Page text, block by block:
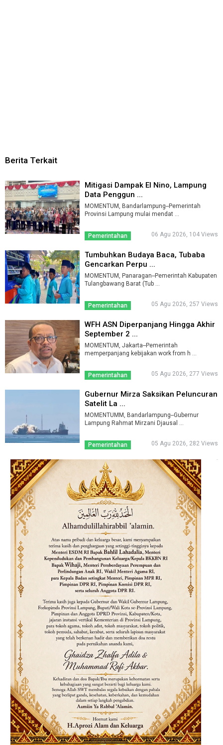
Berita Terkait
Mitigasi Dampak El Nino, Lampung
Data Penggun ...
MOMENTUM, Bandarlampung--Pemerintah
Provinsi Lampung mulai mendat ...
Pemerintahan 06 Agu 2026, 104 Views
Tumbuhkan Budaya Baca, Tubaba
Gencarkan Perpu ...
MOMENTUM, Panaragan--Pemerintah Kabupaten
Tulangbawang Barat (Tub ...
Pemerintahan 05 Agu 2026, 257 Views
WFH ASN Diperpanjang Hingga Akhir
September 2 ...
MOMENTUM, Jakarta--Pemerintah
memperpanjang kebijakan work from h ...
Pemerintahan 05 Agu 2026, 277 Views
Gubernur Mirza Saksikan Peluncuran
Satelit La ...
MOMENTUMM, Bandarlampung--Gubernur
Lampung Rahmat Mirzani Djausal ...
Pemerintahan 05 Agu 2026, 282 Views